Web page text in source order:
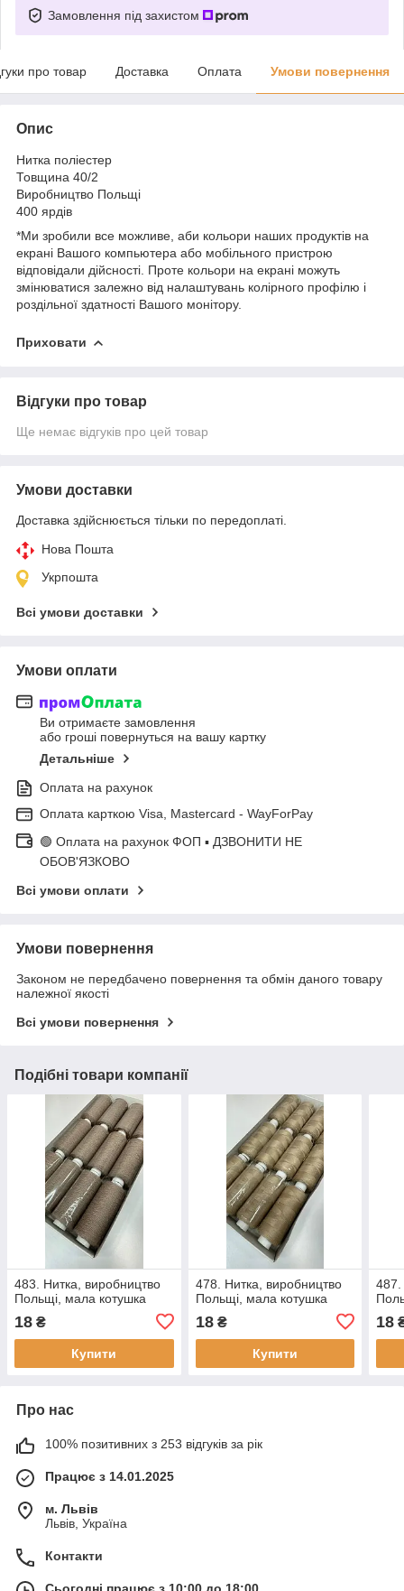
Замовлення під захистом
про товар Доставка Оплата Умови повернення
Опис
Нитка поліестер
Товщина 40/2
Виробництво Польщі
400 ярдів
*Ми зробили все можливе, аби кольори наших продуктів на
екрані Вашого компьютера або мобільного пристрою
відповідали дійсності. Проте кольори на екрані можуть
змінюватися залежно від налаштувань колірного профілю і
роздільної здатності Вашого монітору.
Приховати
Відгуки про товар
Ще немає відгуків про цей товар
Умови доставки
Доставка здійснюється тільки по передоплаті.
Нова Пошта
Укрпошта
Всі умови доставки
Умови оплати
Ви отримаєте замовлення
або гроші повернуться на вашу картку
Детальніше
Оплата на рахунок
Оплата карткою Visa, Mastercard - WayForPay
🟢 Оплата на рахунок ФОП ▪ ДЗВОНИТИ НЕ
ОБОВ'ЯЗКОВО
Всі умови оплати
Умови повернення
Законом не передбачено повернення та обмін даного товару
належної якості
Всі умови повернення
Подібні товари компанії
483. Нитка, виробництво
Польщі, мала котушка
18 ₴
Купити
478. Нитка, виробництво
Польщі, мала котушка
18₴
Купити
487.
18
Про нас
100% позитивних з 253 відгуків за рік
Працює з 14.01.2025
м. Львів
Львів, Україна
Контакти